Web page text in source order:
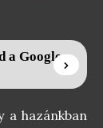
a Google
hazánkban